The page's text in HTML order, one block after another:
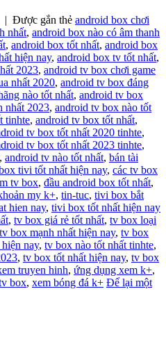
| Được gắn thẻ android box chơi
nhất, android box nào có âm thanh
, android box tốt nhất, android box
hiện nay, android box tv tốt nhất,
2023, android tv box chơi game
nhất 2020, android tv box đáng
nào tốt nhất, android tv box
nhất 2023, android tv box nào tốt
tinhte, android tv box tốt nhất,
tv box tốt nhất 2020 tinhte,
tv box tốt nhất 2023 tinhte,
, android tv nào tốt nhất, bán tài
tivi tốt nhất hiện nay, các tv box
tv box, đầu android box tốt nhất,
my k+, tin-tuc, tivi box bắt
hien nay, tivi box tốt nhất hiện nay
, tv box giá rẻ tốt nhất, tv box loại
tv box mạnh nhất hiện nay, tv box
nay, tv box nào tốt nhất tinhte,
, tv box tốt nhất hiện nay, tv box
truyen hinh, ứng dụng xem k+,
box, xem bóng đá k+ Để lại một